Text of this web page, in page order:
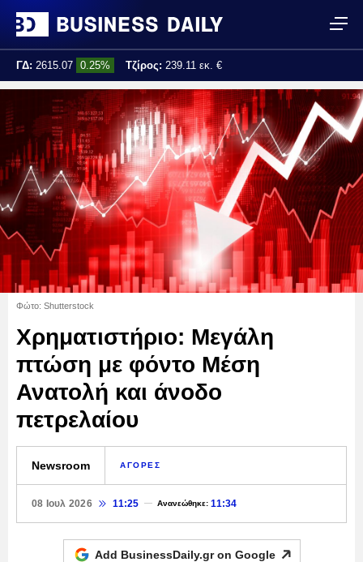
ΓΔ: 2615.07 0.25% Τζίρος: 239.11 εκ. €
Τελ. ενημέρωση: 17:25:01
Φώτο: Shutterstock
Χρηματιστήριο: Μεγάλη
πτώση με φόντο Μέση
Ανατολή και άνοδο
πετρελαίου
Newsroom ΑΓΟΡΕΣ
08 Ιουλ 2026 11:25 Ανανεώθηκε:11:34
Add BusinessDaily.gr on Google